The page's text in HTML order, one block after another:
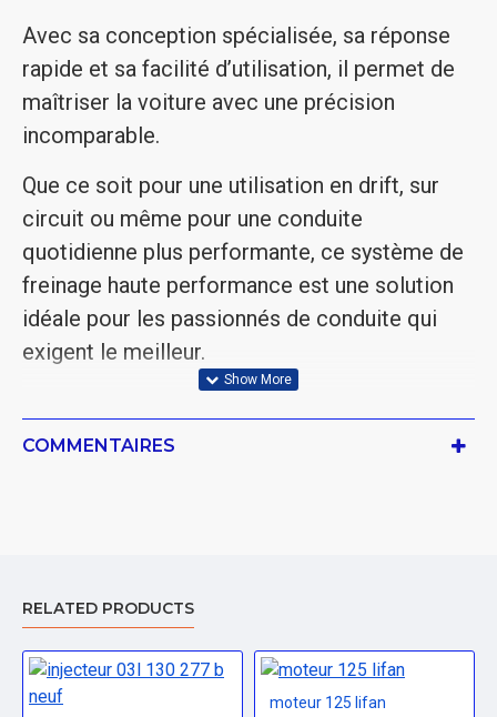
Avec sa conception spécialisée, sa réponse
rapide et sa facilité d’utilisation, il permet de
maîtriser la voiture avec une précision
incomparable.
Que ce soit pour une utilisation en drift, sur
circuit ou même pour une conduite
quotidienne plus performante, ce système de
freinage haute performance est une solution
idéale pour les passionnés de conduite qui
exigent le meilleur.
COMMENTAIRES
RELATED PRODUCTS
moteur 125 lifan